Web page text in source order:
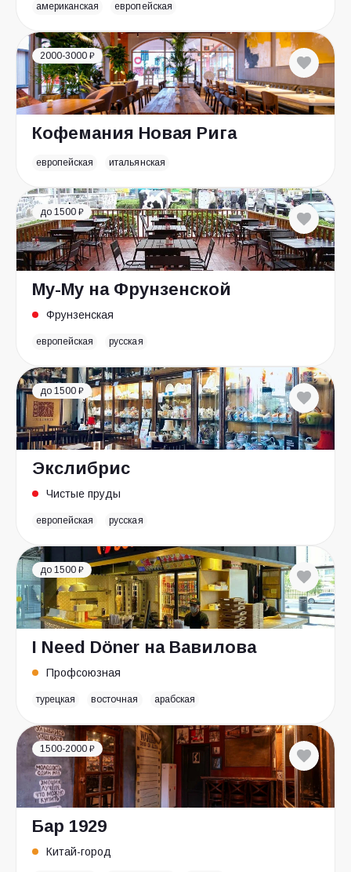
американская европейская
2000-3000 ₽
Кофемания Новая Рига
европейская итальянская
до 1500 ₽
Му-Му на Фрунзенской
Фрунзенская
европейская русская
до 1500 ₽
Экслибрис
Чистые пруды
европейская русская
до 1500 ₽
I Need Döner на Вавилова
Профсоюзная
турецкая восточная арабская
1500-2000 ₽
Бар 1929
Китай-город